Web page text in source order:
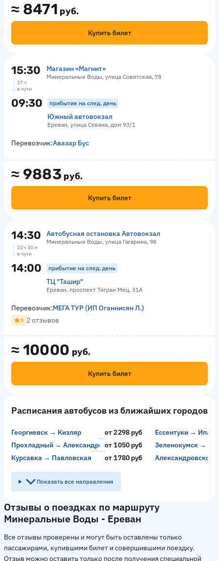
≈ 8471 руб.
Купить билет
15:30 Магазин «Магнит»
Минеральные Воды, улица Советская, 78
17 ч
в пути
09:30 прибытие на след. день
Южный автовокзал
Ереван, улица Севана, дом 93/1
≈ 9883 руб.
Купить билет
Перевозчик:Авазар Бус
14:30 Автобусная остановка Автовокзал
Минеральные Воды, улица Гагарина, 98
22 ч 30 м
в пути
14:00 прибытие на след. день
ТЦ "Ташир"
Ереван, проспект Тигран Мец, 31А
≈ 10000 руб.
Купить билет
Перевозчик:МЕГА ТУР (ИП Оганнисян Л.)
3 2 отзывов
Расписания автобусов из ближайших городов
Георгиевск → Кизляр от 2298 руб
Ессентуки →
Прохладный → Александровскоеот 1050 руб
Зеленокумск →
Курсавка → Павловская
от 1780 руб Александровское
Показать все направления
Отзывы о поездках по маршруту
Минеральные Воды - Ереван
Все отзывы проверены и могут быть оставлены только
пассажирами, купившими билет и совершившими поездку.
Отзыв можно оставить только после получения специальной